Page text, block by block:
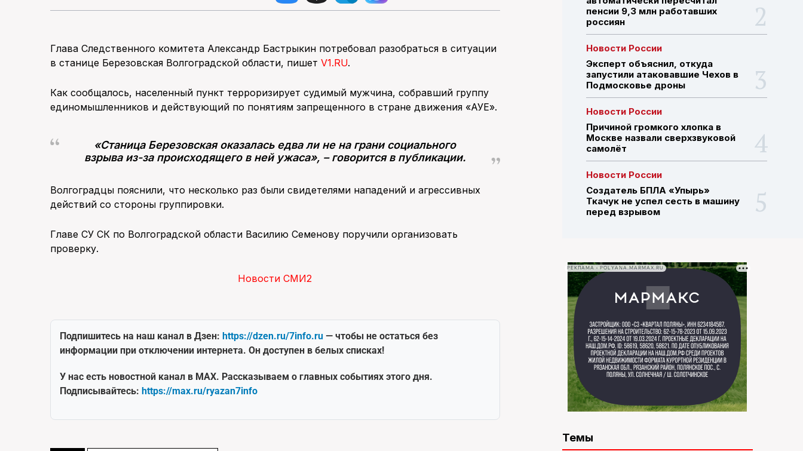
ПОИСК ПО САЙТУ
Глава Следственного комитета Александр Бастрыкин потребовал разобраться в ситуации
в станице Березовская Волгоградской области, пишет V1.RU.
Как сообщалось, населенный пункт терроризирует судимый мужчина, собравший группу
единомышленников и действующий по понятиям запрещенного в стране движения «АУЕ».
«Станица Березовская оказалась едва ли не на грани социального
взрыва из-за происходящего в ней ужаса», – говорится в публикации.
Волгоградцы пояснили, что несколько раз были свидетелями нападений и агрессивных
действий со стороны группировки.
Главе СУ СК по Волгоградской области Василию Семенову поручили организовать
проверку.
Новости СМИ2
Подпишитесь на наш канал в Дзен: https://dzen.ru/7info.ru — чтобы не остаться без
информации при отключении интернета. Он доступен в белых списках!
У нас есть новостной канал в MAX. Рассказываем о главных событиях этого дня.
Подписывайтесь: https://max.ru/ryazan7info
пенсии 9,3 млн работавших
россиян
Новости России
Эксперт объяснил, откуда
запустили атаковавшие Чехов в
Подмосковье дроны
Новости России
Причиной громкого хлопка в
Москве назвали сверхзвуковой
самолёт
Новости России
Создатель БПЛА «Упырь»
Ткачук не успел сесть в машину
перед взрывом
РЕКЛАМА • POLYANA.MARMAX.RU
Темы